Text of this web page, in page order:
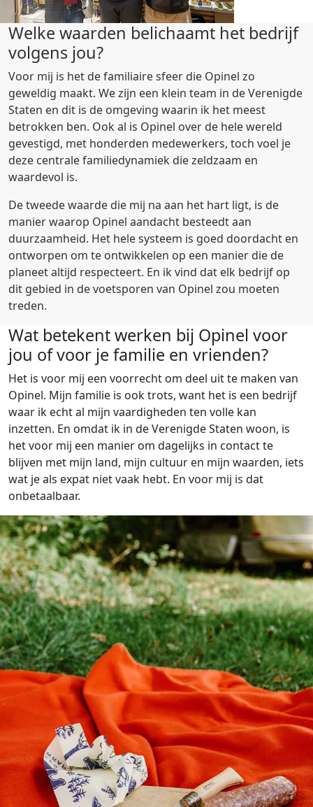
Welke waarden belichaamt het bedrijf
volgens jou?
Voor mij is het de familiaire sfeer die Opinel zo
geweldig maakt. We zijn een klein team in de Verenigde
Staten en dit is de omgeving waarin ik het meest
betrokken ben. Ook al is Opinel over de hele wereld
gevestigd, met honderden medewerkers, toch voel je
deze centrale familiedynamiek die zeldzaam en
waardevol is.
De tweede waarde die mij na aan het hart ligt, is de
manier waarop Opinel aandacht besteedt aan
duurzaamheid. Het hele systeem is goed doordacht en
ontworpen om te ontwikkelen op een manier die de
planeet altijd respecteert. En ik vind dat elk bedrijf op
dit gebied in de voetsporen van Opinel zou moeten
treden.
Wat betekent werken bij Opinel voor
jou of voor je familie en vrienden?
Het is voor mij een voorrecht om deel uit te maken van
Opinel. Mijn familie is ook trots, want het is een bedrijf
waar ik echt al mijn vaardigheden ten volle kan
inzetten. En omdat ik in de Verenigde Staten woon, is
het voor mij een manier om dagelijks in contact te
blijven met mijn land, mijn cultuur en mijn waarden, iets
wat je als expat niet vaak hebt. En voor mij is dat
onbetaalbaar.